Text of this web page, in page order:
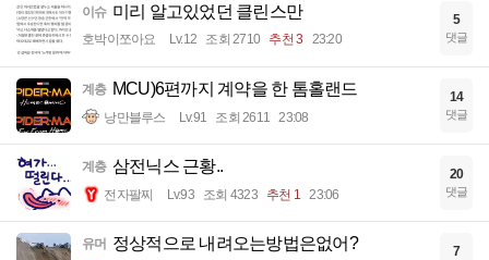
이슈 미리 알고있었던 클린스만
호박이쪼아요 Lv.12 조회 2710 추천 3 23:20
5
댓글
계층 MCU)6편까지 계약을 한 톰홀랜드
낭만블루스 Lv.91 조회 2611 23:08
14
댓글
계층 삼전닉스 근황..
전자팔찌 Lv.93 조회 4323 추천 1 23:06
20
댓글
유머 정상적으로 내려오는방법은없어? 7